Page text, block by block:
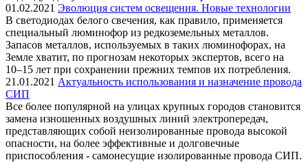
01.02.2021 Эволюция систем освещения. Новые технологии
В светодиодах белого свечения, как правило, применяется
специальный люминофор из редкоземельных металлов.
Запасов металлов, используемых в таких люминофорах, на
Земле хватит, по прогнозам некоторых экспертов, всего на
10–15 лет при сохранении прежних темпов их потребления.
21.01.2021 Актуальность использования и назначение провода
СИП
Все более популярной на улицах крупных городов становится
замена изношенных воздушных линий электропередач,
представляющих собой неизолированные провода высокой
опасности, на более эффективные и долговечные
приспособления - самонесущие изолированные провода СИП.